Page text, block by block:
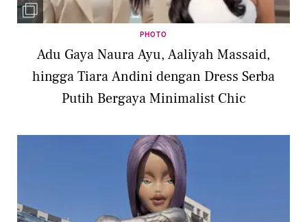
PHOTO
Adu Gaya Naura Ayu, Aaliyah Massaid,
hingga Tiara Andini dengan Dress Serba
Putih Bergaya Minimalist Chic